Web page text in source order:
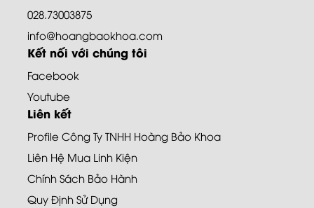
028.73003875
info@hoangbaokhoa.com
Kết nối với chúng tôi
Facebook
Youtube
Liên kết
Profile Công Ty TNHH Hoàng Bảo Khoa
Liên Hệ Mua Linh Kiện
Chính Sách Bảo Hành
Quy Định Sử Dụng